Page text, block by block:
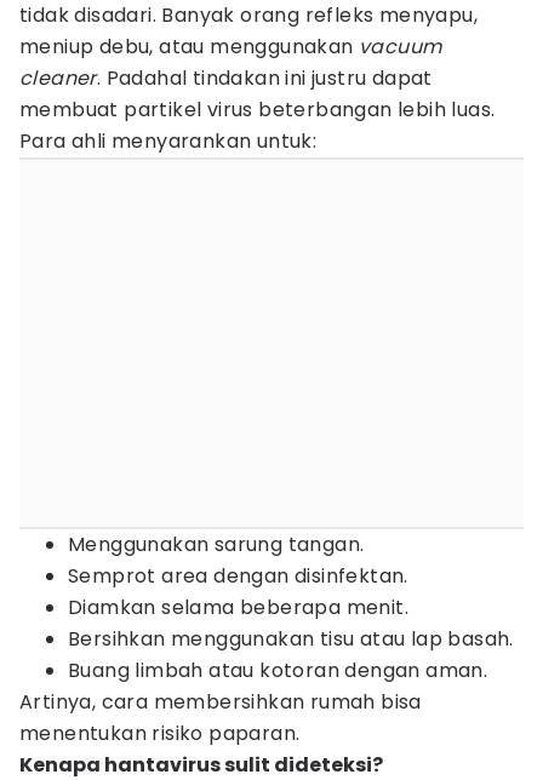
tidak disadari. Banyak orang refleks menyapu,
meniup debu, atau menggunakan vacuum
cleaner. Padahal tindakan ini justru dapat
membuat partikel virus beterbangan lebih luas.
Para ahli menyarankan untuk:
Menggunakan sarung tangan.
Semprot area dengan disinfektan.
Diamkan selama beberapa menit.
Bersihkan menggunakan tisu atau lap basah.
Buang limbah atau kotoran dengan aman.
Artinya, cara membersihkan rumah bisa
menentukan risiko paparan.
Kenapa hantavirus sulit dideteksi?